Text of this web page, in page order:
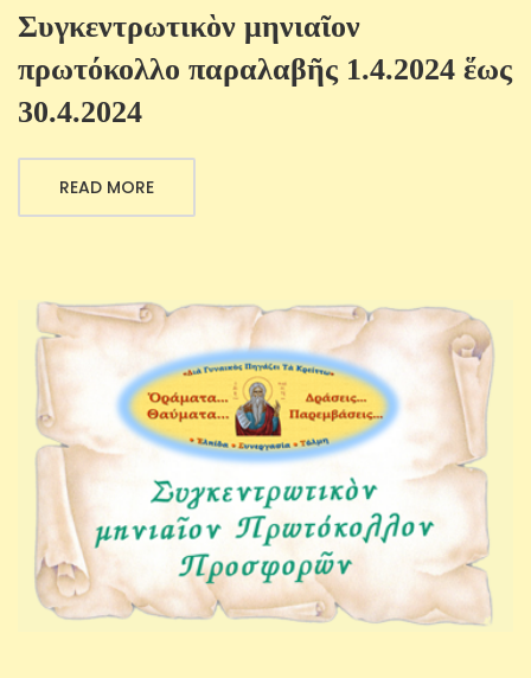
Συγκεντρωτικὸν μηνιαῖον
πρωτόκολλο παραλαβῆς 1.4.2024 ἕως
30.4.2024
READ MORE